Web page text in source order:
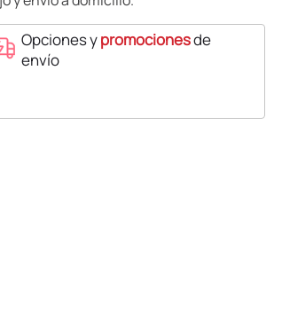
Opciones ypromocionesde
envío